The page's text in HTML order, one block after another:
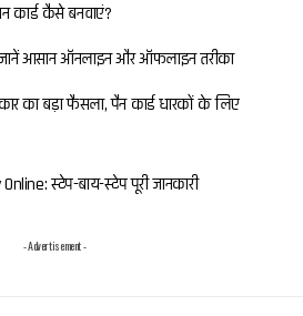
कार्ड कैसे बनवाएं?
आसान ऑनलाइन और ऑफलाइन तरीका
का बड़ा फैसला, पैन कार्ड धारकों के लिए
स्टेप-बाय-स्टेप पूरी जानकारी
- Advertisement -